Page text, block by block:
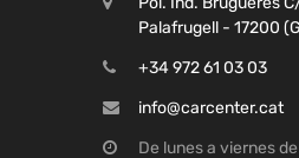
Palafrugell - 17200
+34 972 61 03 03
info@carcenter.cat
De lunes a viernes